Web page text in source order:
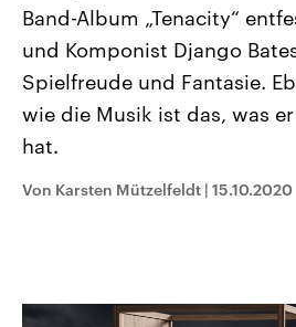
Landtagswahl Sachsen-Anhalt
2026
Alle Informationen
Sachsen-Anhalt wählt am 6.
September 2026 einen neuen
Landtag. Seit 2021 wird das
Bundesland von einer Koalition aus
Umfragen, Prognosen,
und Hintergründe zu den Parteien
und Kandidaten der anstehenden
Sendungen Programm
Band-Album „Tenacity“
und Komponist Django
Spielfreude und Fantasie.
wie die Musik ist das, was
hat.
Von Karsten Mützelfeldt | 15.10.2020